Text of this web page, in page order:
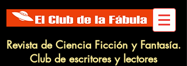
Revista de Ciencia Ficción y Fantasía.
Club de escritores y lectores